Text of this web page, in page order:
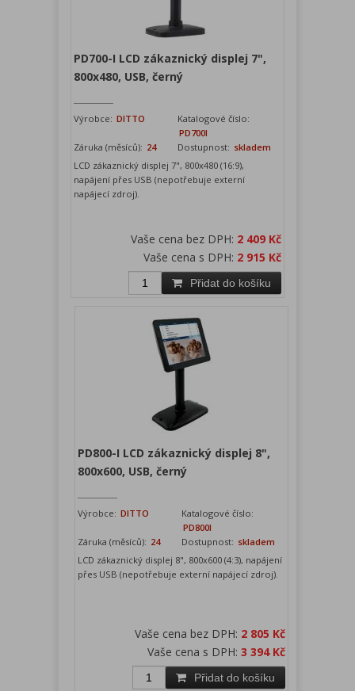
PD700-I LCD zákaznický displej 7",
800x480, USB, černý
Výrobce: DITTO
Katalogové číslo:
PD700I
Záruka (měsíců): 24 Dostupnost: skladem
LCD zákaznický displej 7", 800x480 (16:9),
napájení přes USB (nepotřebuje externí
napájecí zdroj).
Vaše cena bez DPH: 2 409 Kč
Vaše cena s DPH: 2 915 Kč
Přidat do košíku
PD800-I LCD zákaznický displej 8",
800x600, USB, černý
Výrobce: DITTO
Katalogové číslo:
PD800I
Záruka (měsíců): 24 Dostupnost: skladem
LCD zákaznický displej 8", 800x600 (4:3), napájení
přes USB (nepotřebuje externí napájecí zdroj).
Vaše cena bez DPH: 2 805 Kč
Vaše cena s DPH:3 394 Kč
Přidat do košíku